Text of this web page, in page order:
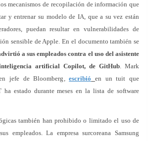
mecanismos de recopilación de información que
y entrenar su modelo de IA, que a su vez están
puedan resultar en vulnerabilidades de
sensible de Apple. En el documento también se
a sus empleados contra el uso del asistente
artificial Copilot, de GitHub. Mark
en jefe de Bloomberg,escribió en un tuit que
ha estado durante meses en la lista de software
también han prohibido o limitado el uso de
empleados. La empresa surcoreana Samsung